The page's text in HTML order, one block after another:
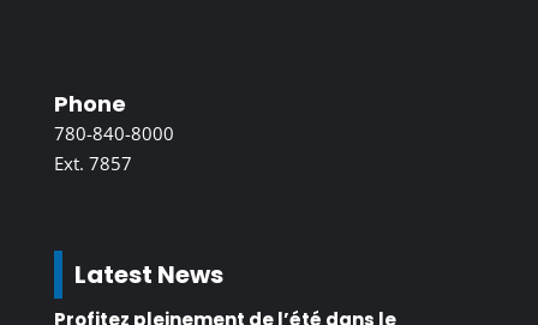
Phone
780-840-8000
Ext. 7857
Latest News
Profitez pleinement de l’été dans le